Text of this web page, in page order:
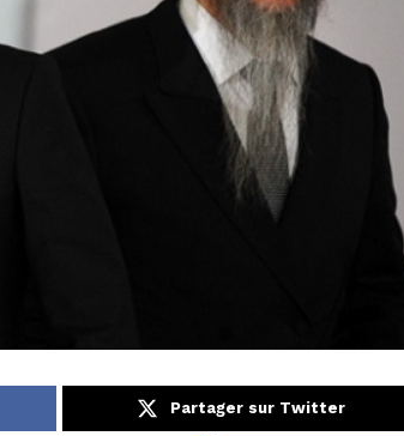
Partager sur Twitter